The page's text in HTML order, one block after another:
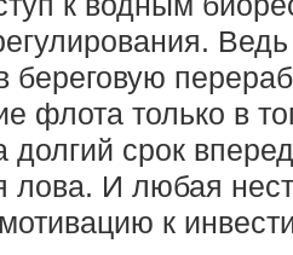
береговую
флота только в
долгий срок
лова. И любая
к